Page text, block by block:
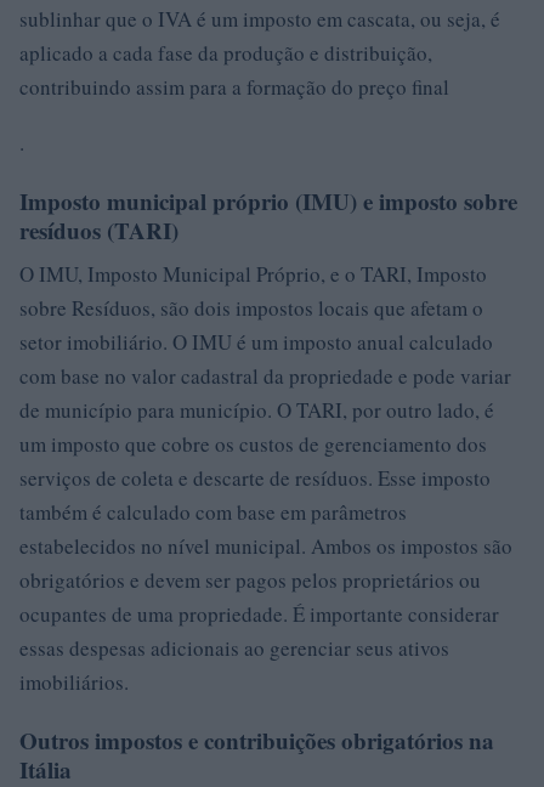
sublinhar que o IVA é um imposto em cascata, ou seja, é
aplicado a cada fase da produção e distribuição,
contribuindo assim para a formação do preço final
.
Imposto municipal próprio (IMU) e imposto sobre
resíduos (TARI)
O IMU, Imposto Municipal Próprio, e o TARI, Imposto
sobre Resíduos, são dois impostos locais que afetam o
setor imobiliário. O IMU é um imposto anual calculado
com base no valor cadastral da propriedade e pode variar
de município para município. O TARI, por outro lado, é
um imposto que cobre os custos de gerenciamento dos
serviços de coleta e descarte de resíduos. Esse imposto
também é calculado com base em parâmetros
estabelecidos no nível municipal. Ambos os impostos são
obrigatórios e devem ser pagos pelos proprietários ou
ocupantes de uma propriedade. É importante considerar
essas despesas adicionais ao gerenciar seus ativos
imobiliários.
Outros impostos e contribuições obrigatórios na
Itália